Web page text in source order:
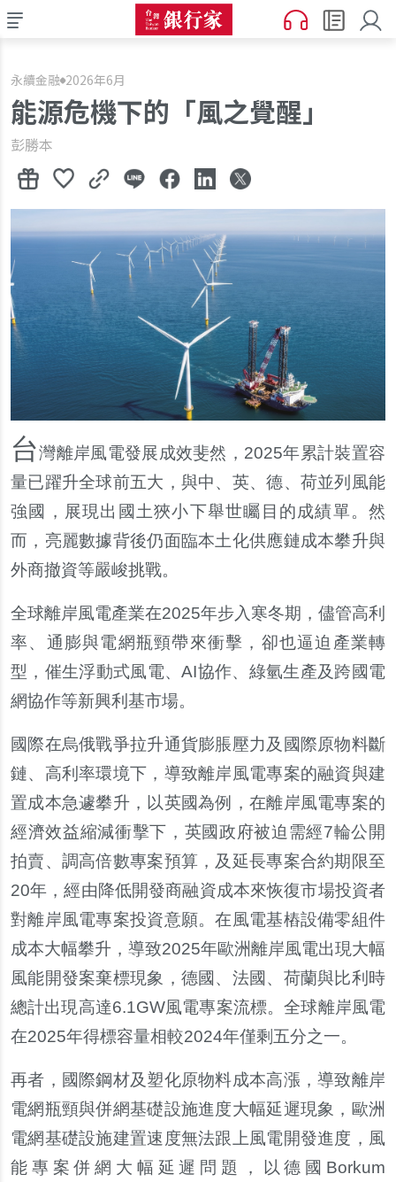
永續金融 2026年6月
能源危機下的「風之覺醒」
彭勝本
台灣離岸風電發展成效斐然，2025年累計裝置容
量已躍升全球前五大，與中、英、德、荷並列風能
強國，展現出國土狹小下舉世矚目的成績單。然
而，亮麗數據背後仍面臨本土化供應鏈成本攀升與
外商撤資等嚴峻挑戰。
全球離岸風電產業在2025年步入寒冬期，儘管高利
率、通膨與電網瓶頸帶來衝擊，卻也逼迫產業轉
型，催生浮動式風電、AI協作、綠氫生產及跨國電
網協作等新興利基市場。
國際在烏俄戰爭拉升通貨膨脹壓力及國際原物料斷
鏈、高利率環境下，導致離岸風電專案的融資與建
置成本急遽攀升，以英國為例，在離岸風電專案的
經濟效益縮減衝擊下，英國政府被迫需經7輪公開
拍賣、調高倍數專案預算，及延長專案合約期限至
20年，經由降低開發商融資成本來恢復市場投資者
對離岸風電專案投資意願。在風電基樁設備零組件
成本大幅攀升，導致2025年歐洲離岸風電出現大幅
風能開發案棄標現象，德國、法國、荷蘭與比利時
總計出現高達6.1GW風電專案流標。全球離岸風電
在2025年得標容量相較2024年僅剩五分之一。
再者，國際鋼材及塑化原物料成本高漲，導致離岸
電網瓶頸與併網基礎設施進度大幅延遲現象，歐洲
電網基礎設施建置速度無法跟上風電開發進度，風
能專案併網大幅延遲問題，以德國Borkum